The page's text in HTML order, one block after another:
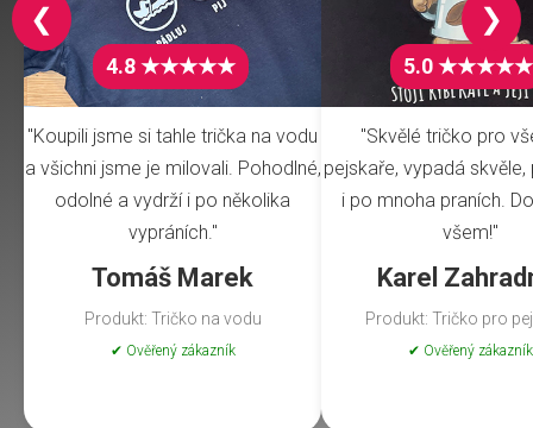
4.8 ★★★★★
"Koupili jsme si tahle trička na vodu
a všichni jsme je milovali. Pohodlné,
odolné a vydrží i po několika
vypráních."
Tomáš Marek
Produkt: Tričko na vodu
✔ Ověřený zákazník
5.0 ★★★★★
"Skvělé tričko pro
pejskaře, vypadá
i po mnoha praních.
všem!"
Karel
Produkt: Tričko pro
✔ Ověřený zákazník
❮ ❯